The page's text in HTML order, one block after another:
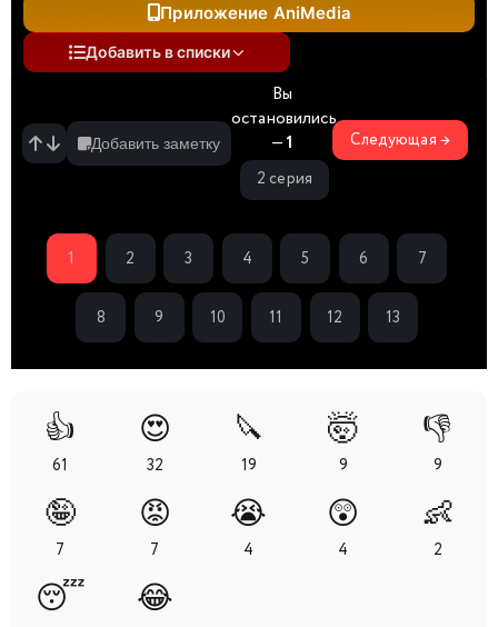
Приложение AniMedia
Добавить в списки
Добавить заметку
Вы
остановились
—1
2 серия
Следующая →
1 2 3 4 5 6 7
8 9 10 11 12 13
👍
61
😍
32
🔪
19
🤯
9
👎
9
🤪
7
😡
7
😭
4
😲
4
👶
2
😴 😂